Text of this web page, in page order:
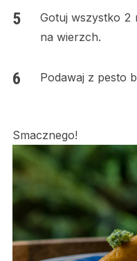
Gotuj wszystko 2
na wierzch.
Podawaj z pesto
Smacznego!